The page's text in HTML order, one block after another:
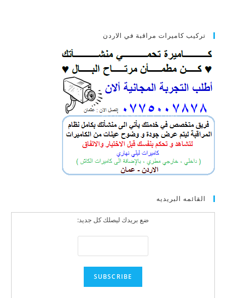
تركيب كاميرات مراقبة في الاردن
القائمه البريديه
ضع بريدك ليصلك كل جديد: